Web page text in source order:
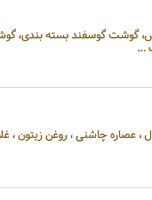
گوشت گوسفند بسته بندی،